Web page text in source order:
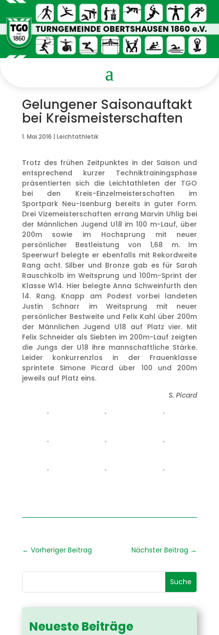
Gelungener Saisonauftakt
bei Kreismeisterschaften
1. Mai 2016 | Leichtathletik
Trotz des frühen Zeitpunktes in der Saison und
entsprechend kurzer Techniktrainingsphase
präsentierten sich die Leichtathleten der TGO
bei den Kreis-Einzelmeisterschaften im
Sportpark Neu-Isenburg bereits in guter Form.
Drei Vizemeisterschaften errang Marvin Uhlig bei
der Männlichen Jugend U18 im 100 m-Lauf, über
200m sowie im Hochsprung mit neuer
persönlicher Bestleistung von 1,68 m. Im
Speerwurf belegte er ebenfalls mit Rekordweite
Rang acht. Silber und Bronze gab es für Sarah
Rauschkolb im Weitsprung und 100m-Sprint der
Klasse W14. Hier belegte Anna Schweinfurth den
14. Rang. Knapp am Podest vorbei landeten
Justin Schnarr im Weitsprung mit neuer
persönlicher Bestweite und Felix Kahl über 200m
der Männlichen Jugend U18 auf Platz vier. Mit
Felix Schneider als Siebten im 200m-Lauf zeigten
die Jungs der U18 ihre mannschaftliche Stärke.
Leider konkurrenzlos in der Frauenklasse
sprintete Simone Picard über 100 und 200m
jeweils auf Platz eins.
S. Picard
← Vorheriger Beitrag Nächster Beitrag →
Neueste Beiträge